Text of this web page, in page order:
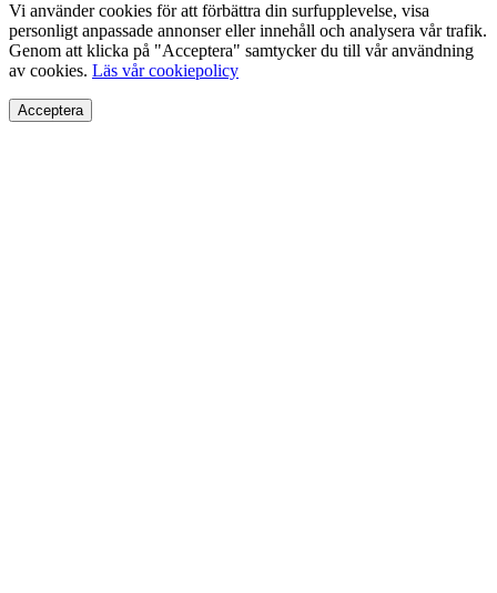
Vi använder cookies för att förbättra din surfupplevelse, visa
personligt anpassade annonser eller innehåll och analysera vår trafik.
Genom att klicka på "Acceptera" samtycker du till vår användning
av cookies. Läs vår cookiepolicy
Acceptera